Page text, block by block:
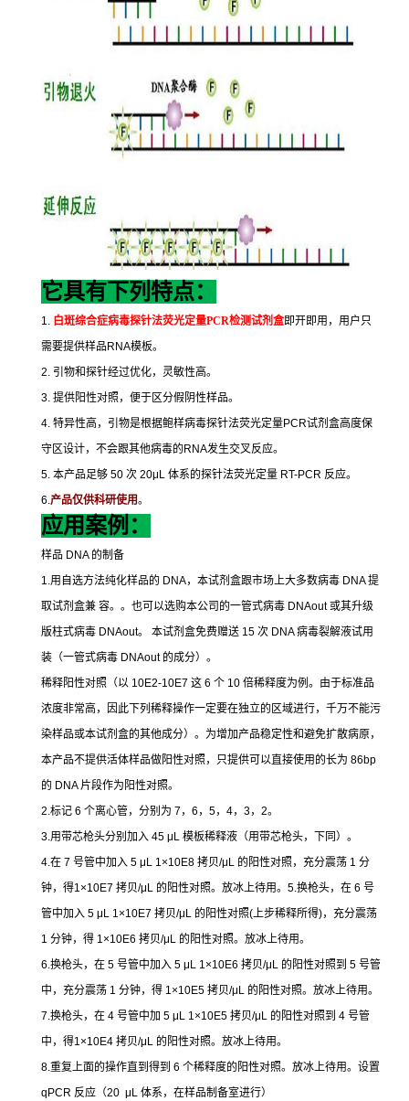
它具有下列特点：
1. 白斑综合症病毒探针法荧光定量PCR检测试剂盒即开即用，用户只
需要提供样品 RNA模板。
2. 引物和探针经过优化，灵敏性高。
3. 提供阳性对照，便于区分假阴性样品。
4. 特异性高，引物是根据鲍样病毒探针法荧光定量PCR试剂盒高度保
守区设计，不会跟其他病毒的RNA发生交叉反应。
5. 本产品足够 50 次 20μL 体系的探针法荧光定量 RT-PCR 反应。
6.产品仅供科研使用。
应用案例：
样品 DNA 的制备
1.用自选方法纯化样品的 DNA，本试剂盒跟市场上大多数病毒 DNA提
取试剂盒兼 容。。也可以选购本公司的一管式病毒 DNAout或其升级
版柱式病毒 DNAout。 本试剂盒免费赠送 15 次 DNA病毒裂解液试用
装（一管式病毒 DNAout 的成分）。
稀释阳性对照（以 10E2-10E7 这 6 个 10 倍稀释度为例。由于标准品
浓度非常高，因此下列稀释操作一定要在独立的区域进行，千万不能污
染样品或本试剂盒的其他成分）。为增加产品稳定性和避免扩散病原，
本产品不提供活体样品做阳性对照，只提供可以直接使用的长为 86bp
的 DNA片段作为阳性对照。
2.标记 6 个离心管，分别为 7 ， 6 ， 5， 4， 3， 2。
3.用带芯枪头分别加入 45 μL 模板稀释液（用带芯枪头，下同）。
4.在 7 号管中加入 5 μL 1×10E8 拷贝/μL 的阳性对照，充分震荡 1 分
钟，得1×10E7 拷贝/μL 的阳性对照。放冰上待用。 5.换枪头，在 6 号
管中加入 5 μL 1×10E7 拷贝/μL 的阳性对照(上步稀释所得)，充分震荡
1 分钟，得 1×10E6 拷贝/μL 的阳性对照。放冰上待用。
6.换枪头，在 5 号管中加入 5 μL 1×10E6 拷贝/μL 的阳性对照到 5 号管
中，充分震荡 1 分钟，得 1×10E5 拷贝/μL 的阳性对照。放冰上待用。
7.换枪头，在 4 号管中加 5 μL 1×10E5 拷贝/μL 的阳性对照到 4 号管
中，得1×10E4 拷贝/μL 的阳性对照。放冰上待用。
8.重复上面的操作直到得到 6 个稀释度的阳性对照。放冰上待用。设置
qPCR 反应（20 μL 体系，在样品制备室进行）